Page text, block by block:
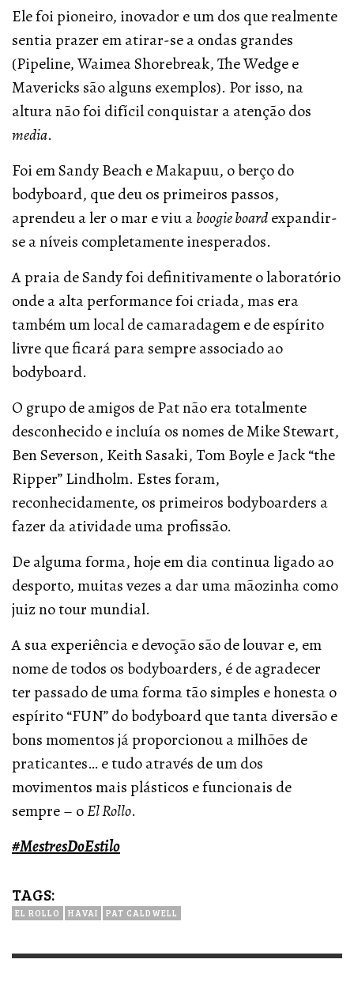
Ele foi pioneiro, inovador e um dos que realmente
sentia prazer em atirar-se a ondas grandes
(Pipeline, Waimea Shorebreak, The Wedge e
Mavericks são alguns exemplos). Por isso, na
altura não foi difícil conquistar a atenção dos
media.
Foi em Sandy Beach e Makapuu, o berço do
bodyboard, que deu os primeiros passos,
aprendeu a ler o mar e viu aboogie boardexpandir-
se a níveis completamente inesperados.
A praia de Sandy foi definitivamente o laboratório
onde a alta performance foi criada, mas era
também um local de camaradagem e de espírito
livre que ficará para sempre associado ao
bodyboard.
O grupo de amigos de Pat não era totalmente
desconhecido e incluía os nomes de Mike Stewart,
Ben Severson, Keith Sasaki, Tom Boyle e Jack “the
Ripper” Lindholm. Estes foram,
reconhecidamente, os primeiros bodyboarders a
fazer da atividade uma profissão.
De alguma forma, hoje em dia continua ligado ao
desporto, muitas vezes a dar uma mãozinha como
juiz no tour mundial.
A sua experiência e devoção são de louvar e, em
nome de todos os bodyboarders, é de agradecer
ter passado de uma forma tão simples e honesta o
espírito “FUN” do bodyboard que tanta diversão e
bons momentos já proporcionou a milhões de
praticantes… e tudo através de um dos
movimentos mais plásticos e funcionais de
sempre – oEl Rollo.
#MestresDoEstilo
TAGS:
EL ROLLO HAVAI PAT CALDWELL